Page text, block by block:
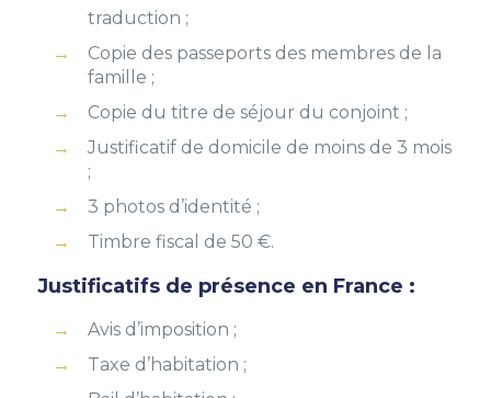
traduction ;
Copie des passeports des membres de la
famille ;
Copie du titre de séjour du conjoint ;
Justificatif de domicile de moins de 3 mois
;
3 photos d’identité ;
Timbre fiscal de 50 €.
Justificatifs de présence en France :
Avis d’imposition ;
Taxe d’habitation ;